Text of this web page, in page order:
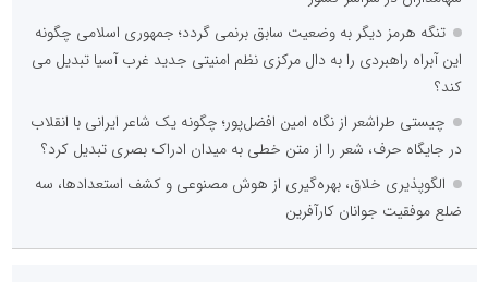
تنگه هرمز دیگر به وضعیت سابق برنمی گردد؛ جمهوری اسلامی چگونه
این آبراه راهبردی را به دال مرکزی نظم امنیتی جدید غرب آسیا تبدیل می
کند؟
چیستی طراشعر از نگاه امین افضل‌پور؛ چگونه یک شاعر ایرانی با انقلاب
در جایگاه حرف، شعر را از متن خطی به میدان ادراک بصری تبدیل کرد؟
الگوپذیری خلاق، بهره‌گیری از هوش مصنوعی و کشف استعدادها، سه
ضلع موفقیت جوانان کارآفرین